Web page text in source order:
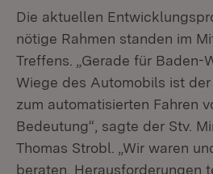
Die aktuellen
nötige Rahmen standen im
Treffens. „Gerade für Baden-
Wiege des Automobils ist
zum automatisierten Fahren
Bedeutung“, sagte der Stv.
Thomas Strobl. „Wir waren
beraten, Herausforderungen